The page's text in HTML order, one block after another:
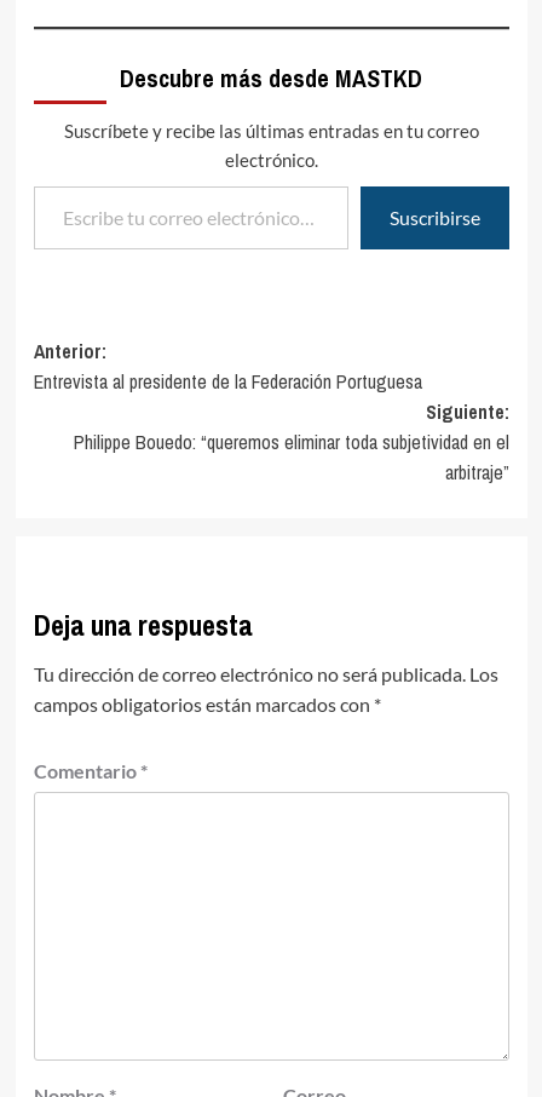
Descubre más desde MASTKD
Suscríbete y recibe las últimas entradas en tu correo
electrónico.
Escribe tu correo electrónico…
Suscribirse
Navegación
de
entradas
Anterior:
Entrevista al presidente de la Federación Portuguesa
Siguiente:
Philippe Bouedo: “queremos eliminar toda subjetividad en el
arbitraje”
Deja una respuesta
Tu dirección de correo electrónico no será publicada. Los
campos obligatorios están marcados con *
Comentario *